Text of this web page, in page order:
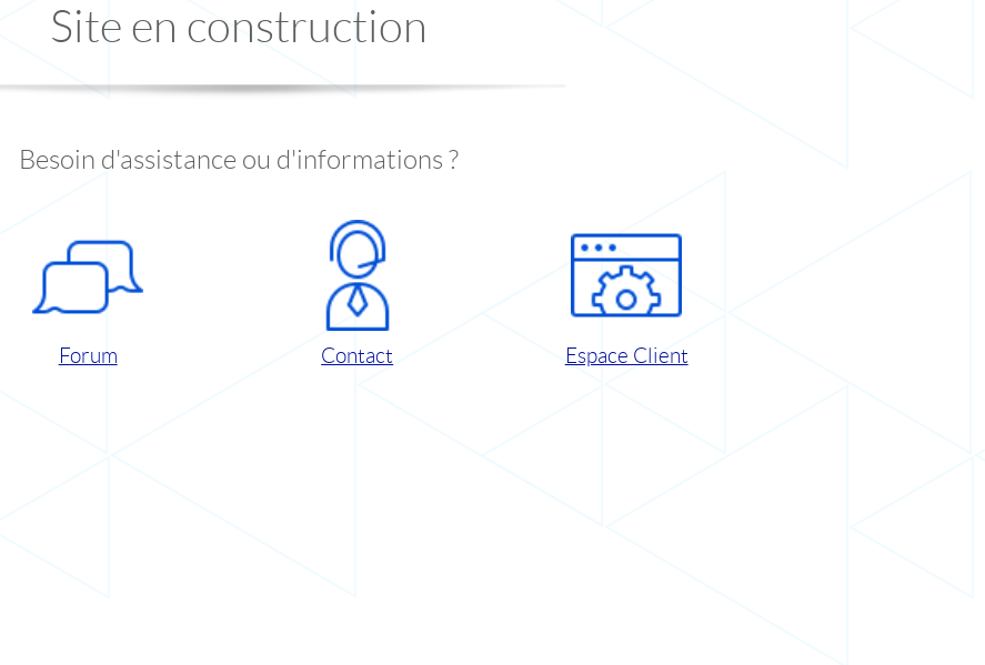
Site en construction
Besoin d'assistance ou d'informations ?
Forum Contact Espace Client